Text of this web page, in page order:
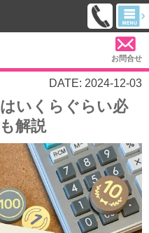
お問合せ
DATE: 2024-12-03
いくらぐらい必
解説